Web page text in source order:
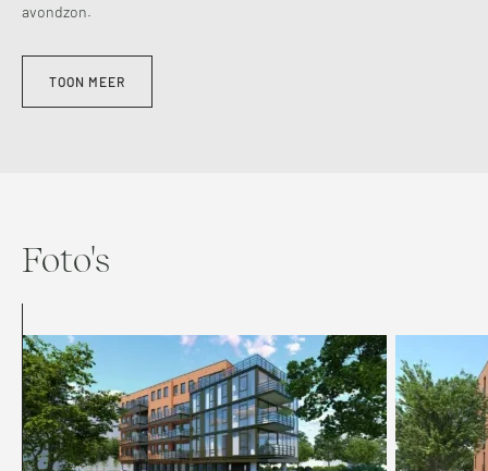
avondzon.
TOON MEER
Foto's